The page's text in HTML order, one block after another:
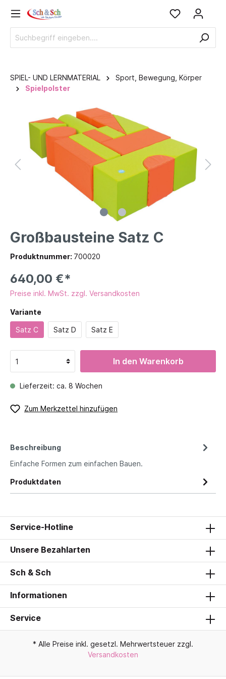
SPIEL- UND LERNMATERIAL
Sport, Bewegung, Körper
Spielpolster
Großbausteine Satz C
Produktnummer: 700020
640,00 €*
Preise inkl. MwSt. zzgl. Versandkosten
Variante
Satz C Satz D Satz E
In den Warenkorb
Lieferzeit: ca. 8 Wochen
Zum Merkzettel hinzufügen
Beschreibung
Einfache Formen zum einfachen Bauen.
Produktdaten
Service-Hotline
Unsere Bezahlarten
Sch & Sch
Informationen
Service
* Alle Preise inkl. gesetzl. Mehrwertsteuer zzgl.
Versandkosten